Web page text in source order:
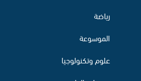
رياضة
الموسوعة
علوم وتكنولوجيا